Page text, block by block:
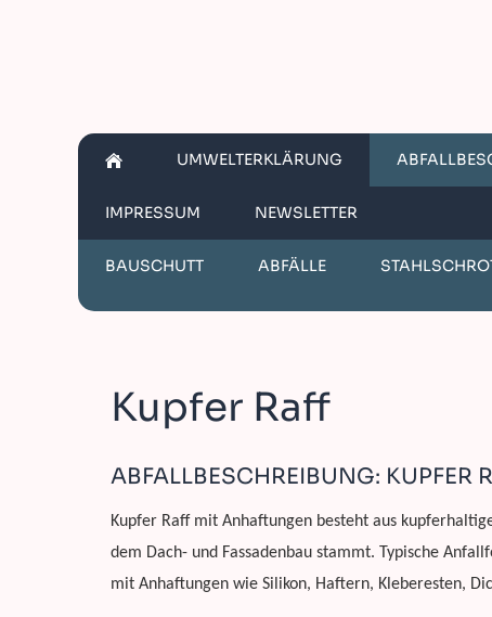
UMWELTERKLÄRUNG
IMPRESSUM NEWSLETTER
BAUSCHUTT ABFÄLLE
Kupfer Raff
ABFALLBESCHREIBUNG: KUPFER
Kupfer Raff mit Anhaftungen besteht aus
dem Dach- und Fassadenbau stammt. Typische
mit Anhaftungen wie Silikon, Haftern, Kleberesten,